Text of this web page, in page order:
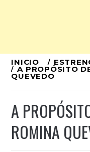
Ir
al
INICIO
A PROPÓSITO
QUEVEDO
A
ROMINA